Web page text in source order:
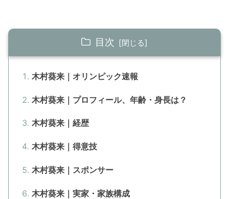
目次
木村葵来｜オリンピック速報
木村葵来｜プロフィール、年齢・身長は？
木村葵来｜経歴
木村葵来｜得意技
木村葵来｜スポンサー
木村葵来｜実家・家族構成